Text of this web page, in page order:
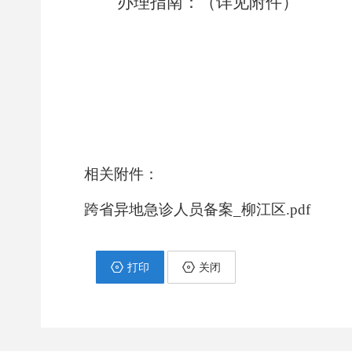
相关附件：
跨省异地急诊人员备案_柳江区.pdf
打印 关闭